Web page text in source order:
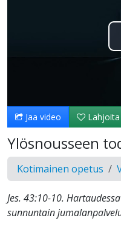
Jaa video Lahjoita
Ylösnousseen
Kotimainen opetus
Jes. 43:10-10.
sunnuntain